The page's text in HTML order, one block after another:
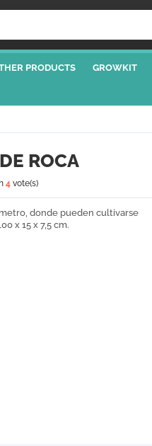
PRODUCTS GROWKIT
ROCA
4 vote(s)
donde pueden cultivarse
x 15 x 7,5 cm.